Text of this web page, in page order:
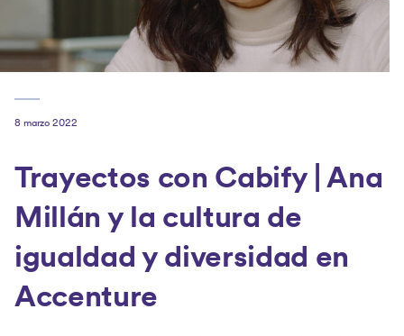
8 marzo 2022
Trayectos con Cabify | Ana
Millán y la cultura de
igualdad y diversidad en
Accenture